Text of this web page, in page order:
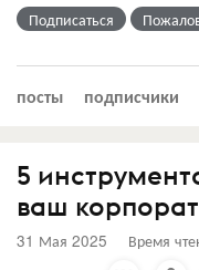
Подписаться
посты подписчики
5
ваш
31 Мая 2025 Время